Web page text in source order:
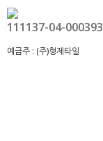
111137-04-000393
예금주 : (주)형제타일